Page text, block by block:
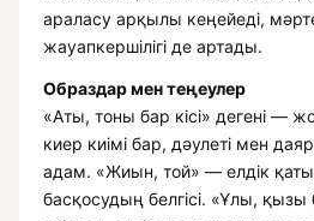
араласу арқылы кеңейеді,
жауапкершілігі де артады.
Образдар мен теңеулер
«Аты, тоны бар кісі» дегені —
киер киімі бар, дәулеті мен
адам. «Жиын, той» — елдік
басқосудың белгісі. «Ұлы, қызы